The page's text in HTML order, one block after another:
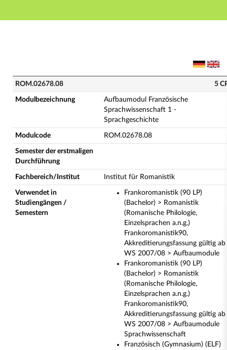
Hauptnavigation
ROM.02678.08 - Aufbaumodul Französische
ROM.02678.08 5
Modulbezeichnung
Aufbaumodul Französische
Sprachwissenschaft 1 -
Sprachgeschichte
Modulcode ROM.02678.08
Semester der erstmaligen
Durchführung
Fachbereich/Institut Institut für Romanistik
Verwendet in
Studiengängen /
Semestern
Frankoromanistik (90 LP)
(Bachelor) > Romanistik
(Romanische Philologie,
Einzelsprachen a.n.g.)
Frankoromanistik90,
Akkreditierungsfassung gültig ab
WS 2007/08 > Aufbaumodule
Frankoromanistik (90 LP)
(Bachelor) > Romanistik
(Romanische Philologie,
Einzelsprachen a.n.g.)
Frankoromanistik90,
Akkreditierungsfassung gültig ab
WS 2007/08 > Aufbaumodule
Sprachwissenschaft
Französisch (Gymnasium) (ELF)